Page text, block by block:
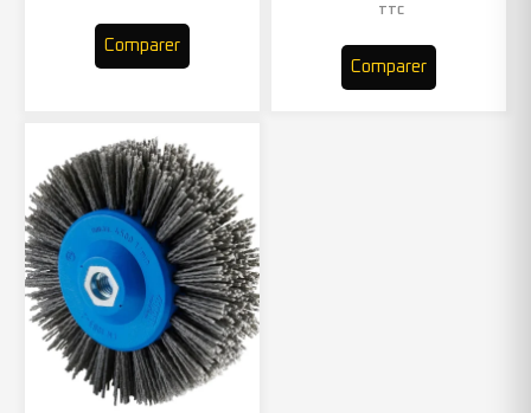
Comparer
TTC
Comparer